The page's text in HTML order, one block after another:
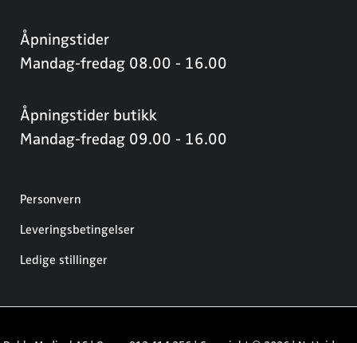
Åpningstider
Mandag-fredag 08.00 - 16.00
Åpningstider butikk
Mandag-fredag 09.00 - 16.00
Personvern
Leveringsbetingelser
Ledige stillinger